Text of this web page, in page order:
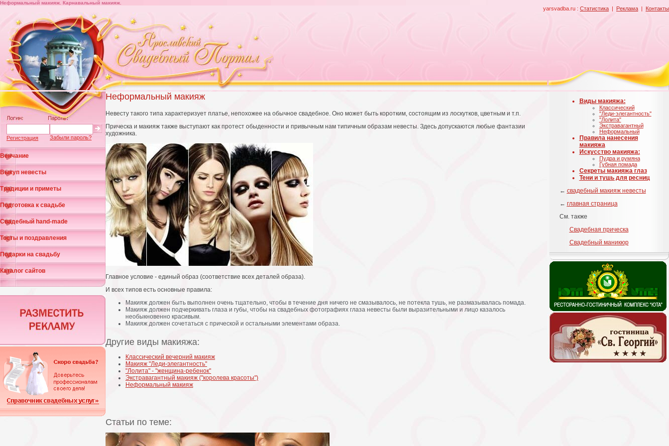
yarsvadba.ru : Статистика | Реклама | Контакты
Неформальный макияж. Карнавальный макияж.
Регистрация Забыли пароль?
Венчание
Выкуп невесты
Традиции и приметы
Подготовка к свадьбе
Свадебный hand-made
Тосты и поздравления
Подарки на свадьбу
Каталог сайтов
Неформальный макияж
Невесту такого типа характеризует платье, непохожее на обычное свадебное. Оно может быть коротким, состоящим из лоскутков, цветным и т.п.
Прическа и макияж также выступают как протест обыденности и привычным нам типичным образам невесты. Здесь допускаются любые фантазии
художника.
Главное условие - единый образ (соответствие всех деталей образа).
И всех типов есть основные правила:
Макияж должен быть выполнен очень тщательно, чтобы в течение дня ничего не смазывалось, не потекла тушь, не размазывалась помада.
Макияж должен подчеркивать глаза и губы, чтобы на свадебных фотографиях глаза невесты были выразительными и лицо казалось
необыкновенно красивым.
Макияж должен сочетаться с прической и остальными элементами образа.
Другие виды макияжа:
Классический вечерний макияж
Макияж "Леди-элегантность"
"Лолита" - "женщина-ребенок"
Экстравагантный макияж ("королева красоты")
Неформальный макияж
Статьи по теме:
Виды макияжа:
Классический
"Леди-элегантность"
"Лолита"
Экстравагантный
Неформальный
Правила нанесения
макияжа
Искусство макияжа:
Пудра и румяна
Губная помада
Секреты макияжа глаз
Тени и тушь для ресниц
← свадебный макияж невесты
← главная страница
См. также
Свадебная прическа
Свадебный маникюр